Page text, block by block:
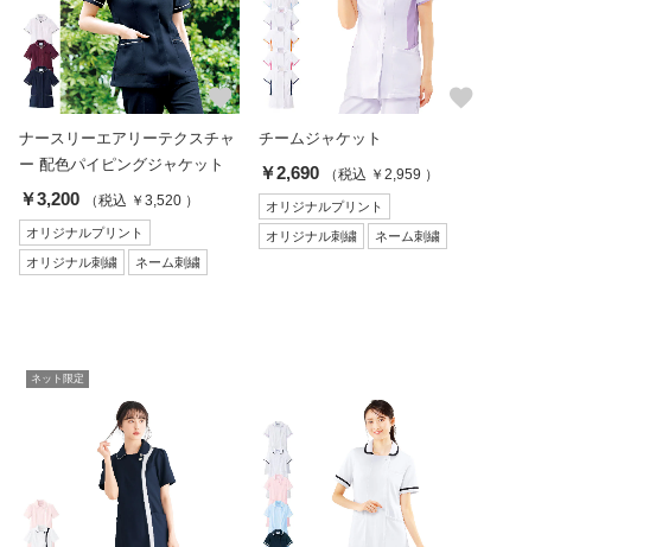
favorite
ナースリーエアリーテクスチャ
ー 配色パイピングジャケット
￥3,200 （税込 ￥3,520 ）
オリジナルプリント
オリジナル刺繍 ネーム刺繍
favorite
チームジャケット
￥2,690 （税込 ￥2,959 ）
オリジナルプリント
オリジナル刺繍 ネーム刺繍
ネット限定